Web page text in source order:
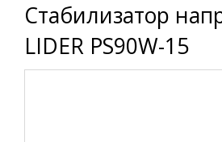
Стабилизатор
LIDER PS90W-15